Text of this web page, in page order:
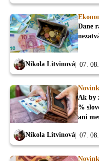
Dane
Nikola Litvinová 07.
Ak by
%
ani
Nikola Litvinová 07.